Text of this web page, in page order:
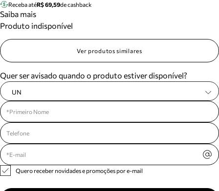
Tire dúvidas sobre pedidos, devoluções e mais.
Meus pedidos
Acompanhe seus pedidos e solicite devoluções.
Receba atéR$ 69,59de cashback
Saiba mais
Produto indisponível
Ver produtos similares
Quer ser avisado quando o produto estiver disponível?
UN
Quero receber novidades e promoções por e-mail